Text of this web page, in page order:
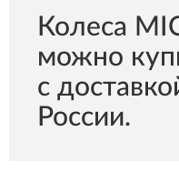
Колеса
можно
с
России.